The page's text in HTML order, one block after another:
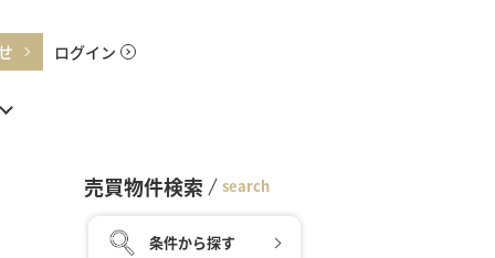
ログイン
売買物件検索 search
条件から探す